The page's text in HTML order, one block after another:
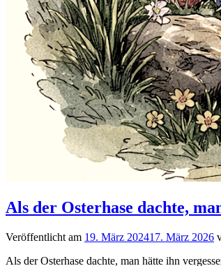
Als der Osterhase dachte,
Veröffentlicht am 19. März 202417. März 2026
Als der Osterhase dachte, man hätte ihn